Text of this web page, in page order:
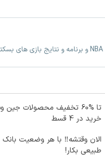
تا %60 تخفیف محصولات
خرید در 4 قسط
الان وقتشه‼️ با هر وضعیت
طبیعی بکار!